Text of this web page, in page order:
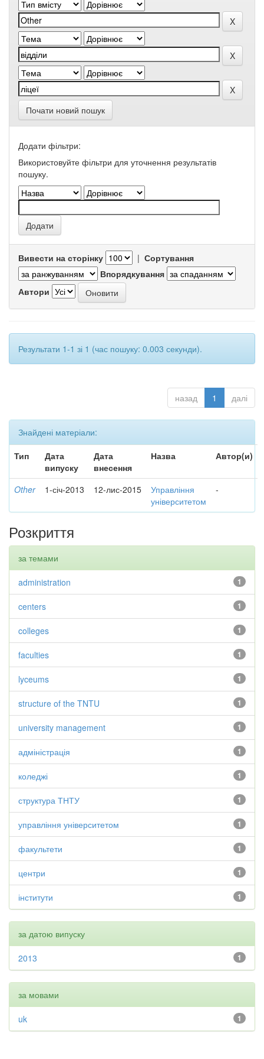
Почати новий пошук
Додати фільтри:
Використовуйте фільтри для уточнення результатів
пошуку.
Вивести на сторінку | Сортування
Впорядкування
Автори
Результати 1-1 зі 1 (час пошуку: 0.003 секунди).
назад 1 далі
Знайдені матеріали:
Тип
Дата
випуску
Дата
внесення
Назва Автор(и)
Other 1-січ-2013 12-лис-2015
Управління
університетом
-
Розкриття
за темами
1
administration
1
centers
1
colleges
1
faculties
1
lyceums
1
structure of the TNTU
1
university management
1
адміністрація
1
коледжі
1
структура ТНТУ
1
управління університетом
1
факультети
1
центри
1
інститути
за датою випуску
1
2013
за мовами
1
uk